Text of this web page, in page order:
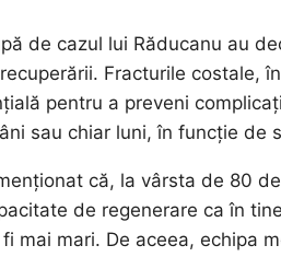
de cazul lui Răducanu au
Fracturile costale,
pentru a preveni
sau chiar luni, în funcție de
că, la vârsta de 80
de regenerare ca în
mai mari. De aceea, echipa